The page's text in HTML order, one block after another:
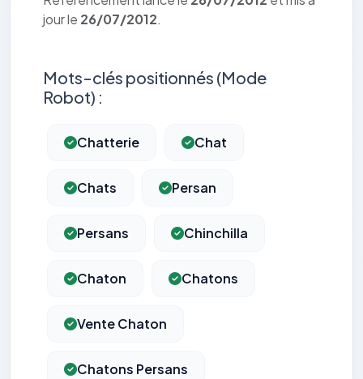
jour le 26/07/2012.
Mots-clés positionnés (Mode
Robot) :
Chatterie Chat
Chats Persan
Persans Chinchilla
Chaton Chatons
Vente Chaton
Chatons Persans